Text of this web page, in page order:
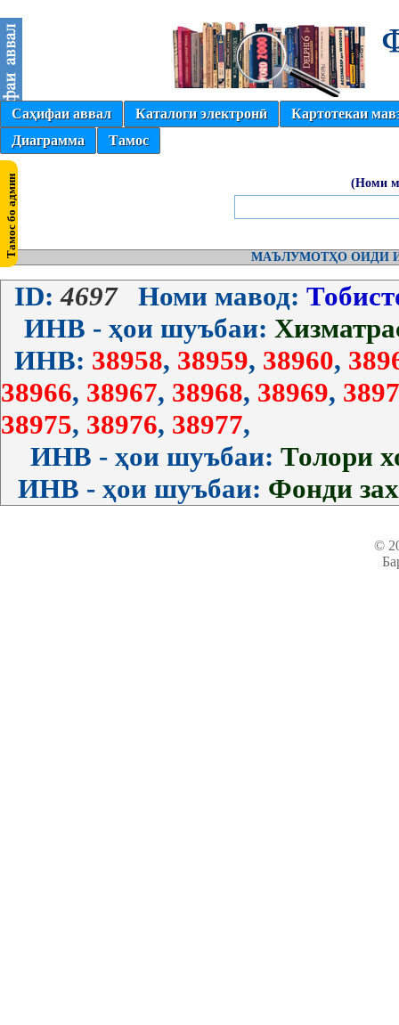
Саҳифаи аввал Каталоги электронӣ
Картотекаи
Диаграмма
Тамос
(Номи
МАЪЛУМОТҲО ОИДИ
ID: 4697 Номи мавод:
ИНВ - ҳои шуъбаи:
ИНВ: 38958, 38959, 38960,
38966, 38967, 38968, 38969,
38975, 38976, 38977,
ИНВ - ҳои шуъбаи: Толори
ИНВ - ҳои шуъбаи: Фонди
©